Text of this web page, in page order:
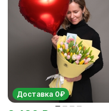
Доставка 0₽